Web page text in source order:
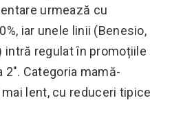
urmează cu
iar unele linii (Benesio,
intră regulat în promoțiile
2". Categoria mamă-
lent, cu reduceri tipice